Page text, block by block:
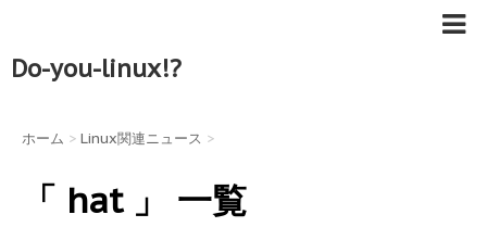
Do-you-linux!?
ホーム > Linux関連ニュース >
「 hat 」 一覧